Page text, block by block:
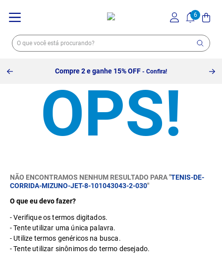
Compre 2 e ganhe 15% OFF - Confira!
NÃO ENCONTRAMOS NENHUM RESULTADO PARA "TENIS-DE-
CORRIDA-MIZUNO-JET-8-101043043-2-030"
O que eu devo fazer?
Verifique os termos digitados.
Tente utilizar uma única palavra.
Utilize termos genéricos na busca.
Tente utilizar sinônimos do termo desejado.